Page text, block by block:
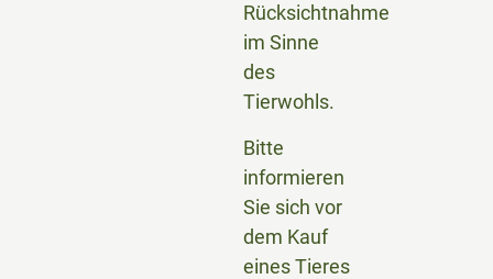
Rücksichtnahme
im Sinne
des
Tierwohls.
Bitte
informieren
Sie sich vor
dem Kauf
eines Tieres